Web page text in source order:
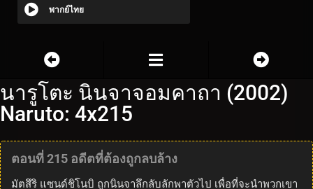
พากย์ไทย
นารูโตะ นินจาจอมคาถา (2002)
Naruto: 4x215
ตอนที่ 215 อดีตที่ต้องถูกลบล้าง
มัตสึริ แซนด์ชิโนบิ ถูกนินจาลึกลับลักพาตัวไป เพื่อที่จะนำพวกเขา